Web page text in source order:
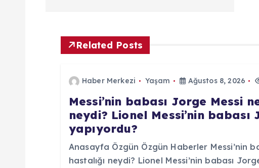
Related Posts
Haber Merkezi Yaşam Ağustos 8, 2026
Messi’nin babası Jorge Messi
neydi? Lionel Messi’nin babası
yapıyordu?
Anasayfa Özgün Özgün Haberler Messi’nin
hastalığı neydi? Lionel Messi’nin babası